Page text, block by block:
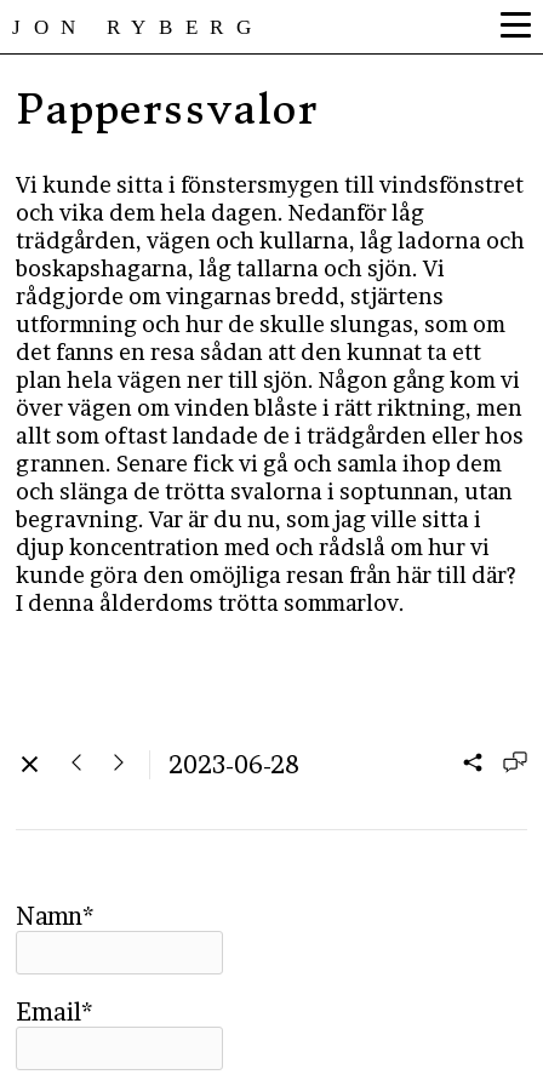
JON RYBERG
Papperssvalor
Vi kunde sitta i fönstersmygen till vindsfönstret
och vika dem hela dagen. Nedanför låg
trädgården, vägen och kullarna, låg ladorna och
boskapshagarna, låg tallarna och sjön. Vi
rådgjorde om vingarnas bredd, stjärtens
utformning och hur de skulle slungas, som om
det fanns en resa sådan att den kunnat ta ett
plan hela vägen ner till sjön. Någon gång kom vi
över vägen om vinden blåste i rätt riktning, men
allt som oftast landade de i trädgården eller hos
grannen. Senare fick vi gå och samla ihop dem
och slänga de trötta svalorna i soptunnan, utan
begravning. Var är du nu, som jag ville sitta i
djup koncentration med och rådslå om hur vi
kunde göra den omöjliga resan från här till där?
I denna ålderdoms trötta sommarlov.
2023-06-28
Namn*
Email*